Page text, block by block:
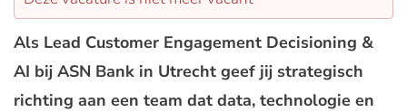
Als Lead Customer Engagement Decisioning &
AI bij ASN Bank in Utrecht geef jij strategisch
richting aan een team dat data, technologie en